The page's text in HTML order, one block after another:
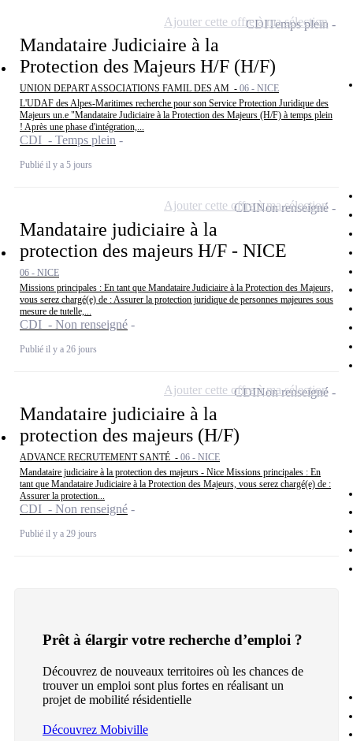
Mandataire Judiciaire à la
Protection des Majeurs H/F (H/F)
UNION DEPART ASSOCIATIONS FAMIL DES AM - 06 - NICE
L'UDAF des Alpes-Maritimes recherche pour son Service Protection Juridique des
Majeurs un.e "Mandataire Judiciaire à la Protection des Majeurs (H/F) à temps plein
! Après une phase d'intégration,...
CDI - Temps plein
Publié il y a 5 jours
CDITemps plein
Ajouter cette offre à ma sélection
Mandataire judiciaire à la
protection des majeurs H/F - NICE
06 - NICE
Missions principales : En tant que Mandataire Judiciaire à la Protection des Majeurs,
vous serez chargé(e) de : Assurer la protection juridique de personnes majeures sous
mesure de tutelle,...
CDI - Non renseigné
Publié il y a 26 jours
CDINon renseigné
Ajouter cette offre à ma sélection
Mandataire judiciaire à la
protection des majeurs (H/F)
ADVANCE RECRUTEMENT SANTÉ - 06 - NICE
Mandataire judiciaire à la protection des majeurs - Nice Missions principales : En
tant que Mandataire Judiciaire à la Protection des Majeurs, vous serez chargé(e) de :
Assurer la protection...
CDI - Non renseigné
Publié il y a 29 jours
CDINon renseigné
Ajouter cette offre à ma sélection
Prêt à élargir votre recherche d’emploi ?
Découvrez de nouveaux territoires où les chances de
trouver un emploi sont plus fortes en réalisant un
projet de mobilité résidentielle
Découvrez Mobiville